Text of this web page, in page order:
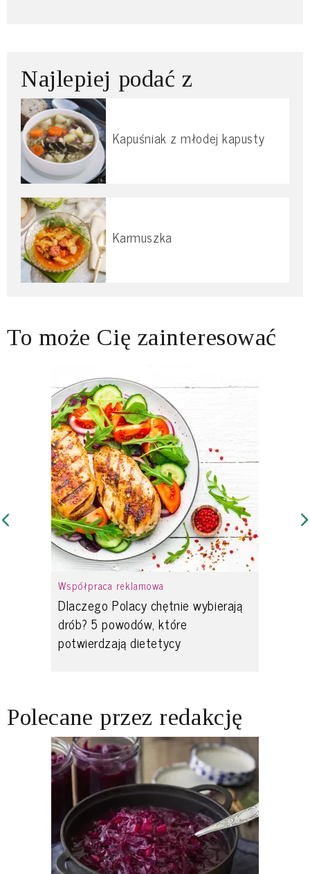
Najlepiej podać z
Kapuśniak z młodej kapusty
Karmuszka
To może Cię zainteresować
Współpraca reklamowa
Dlaczego Polacy chętnie wybierają
drób? 5 powodów, które
potwierdzają dietetycy
Polecane przez redakcję